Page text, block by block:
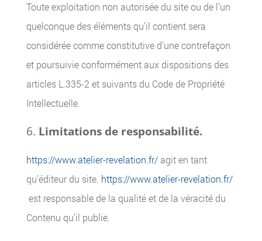
Toute exploitation non autorisée du site ou de l’un
quelconque des éléments qu’il contient sera
considérée comme constitutive d’une contrefaçon
et poursuivie conformément aux dispositions des
articles L.335-2 et suivants du Code de Propriété
Intellectuelle.
Limitations de responsabilité.
https://www.atelier-revelation.fr/agit en tant
qu’éditeur du site. https://www.atelier-revelation.fr/
est responsable de la qualité et de la véracité du
Contenu qu’il publie.